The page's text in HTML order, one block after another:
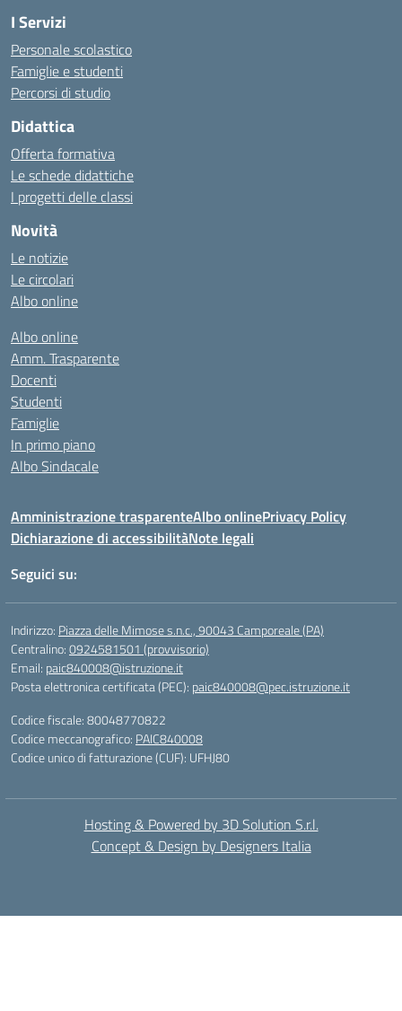
I Servizi
Personale scolastico
Famiglie e studenti
Percorsi di studio
Didattica
Offerta formativa
Le schede didattiche
I progetti delle classi
Novità
Le notizie
Le circolari
Albo online
Albo online
Amm. Trasparente
Docenti
Studenti
Famiglie
In primo piano
Albo Sindacale
Amministrazione trasparenteAlbo onlinePrivacy Policy
Dichiarazione di accessibilitàNote legali
Seguici su:
Indirizzo: Piazza delle Mimose s.n.c., 90043 Camporeale (PA)
Centralino:0924581501 (provvisorio)
Email: paic840008@istruzione.it
Posta elettronica certificata (PEC): paic840008@pec.istruzione.it
Codice fiscale: 80048770822
Codice meccanografico: PAIC840008
Codice unico di fatturazione (CUF): UFHJ80
Hosting & Powered by 3D Solution S.r.l.
Concept & Design by Designers Italia